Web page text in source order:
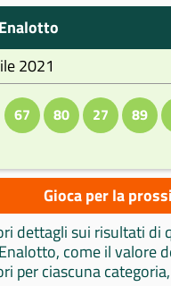
2021
67 80 27 89
Gioca per la
dettagli sui risultati di
come il valore
per ciascuna